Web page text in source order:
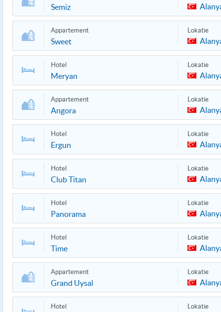
Semiz
Appartement
Sweet
Lokatie
Hotel
Meryan
Lokatie
Appartement
Angora
Lokatie
Hotel
Ergun
Lokatie
Hotel
Club Titan
Lokatie
Hotel
Panorama
Lokatie
Hotel
Time
Lokatie
Appartement
Grand Uysal
Lokatie
Hotel Lokatie